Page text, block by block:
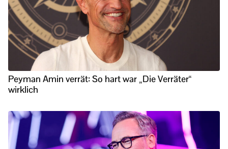
Peyman Amin verrät: So hart war „Die Verräter“
wirklich